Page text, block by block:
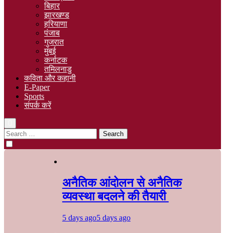
बिहार
झारखण्ड
हरियाणा
पंजाब
गुजरात
मुंबई
कर्नाटक
तमिलनाडु
कविता और कहानी
E-Paper
Sports
संपर्क करें
अनैतिक आंदोलन से अनैतिक
व्यवस्था बदलने की तैयारी
5 days ago5 days ago